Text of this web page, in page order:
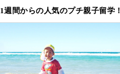
1週間からの人気のプチ親子留学！